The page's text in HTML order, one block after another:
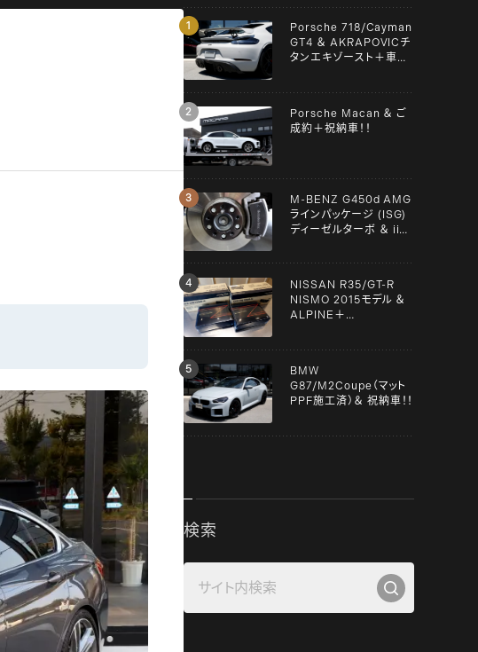
Porsche 718/Cayman
GT4 ＆ AKRAPOVICチ
タンエキゾースト＋車検
Porsche Macan ＆ ご
成約＋祝納車！！
M-BENZ G450d AMG
ラインパッケージ (ISG)
ディーゼルターボ ＆ iiD
NISSAN R35/GT-R
NISMO 2015モデル ＆
ALPINE＋
BMW
G87/M2Coupe（マット
PPF施工済）＆ 祝納車！！
検索